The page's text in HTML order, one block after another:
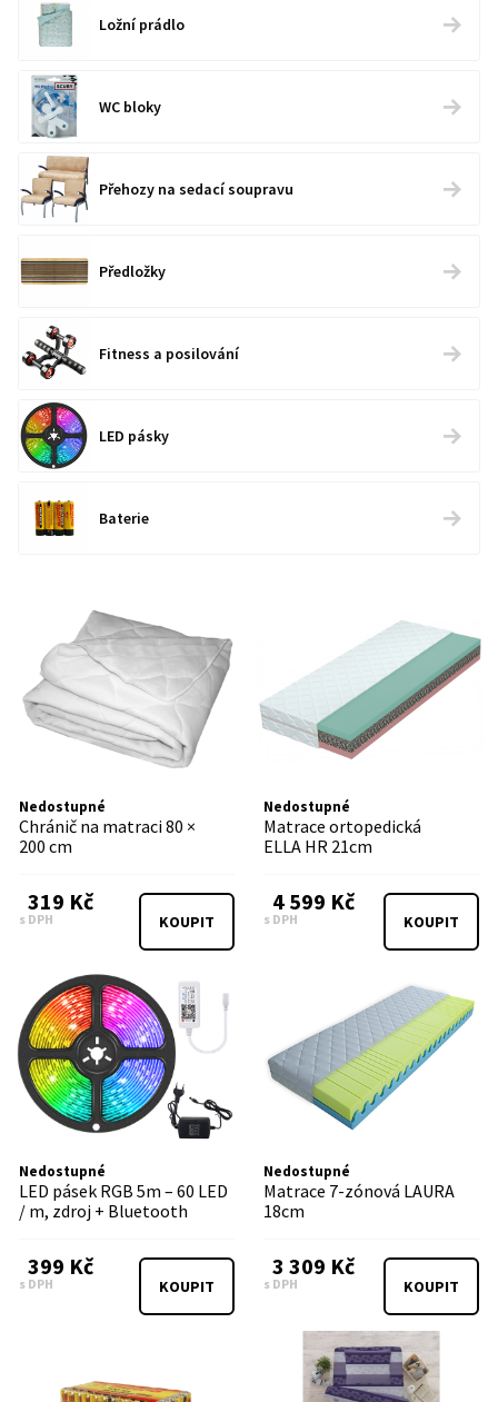
Ložní prádlo
WC bloky
Přehozy na sedací soupravu
Předložky
Fitness a posilování
LED pásky
Baterie
Nedostupné
Chránič na matraci 80 ×
200 cm
319 Kč
s DPH KOUPIT
Nedostupné
Matrace ortopedická
ELLA HR 21cm
4 599 Kč
s DPH KOUPIT
Nedostupné
LED pásek RGB 5m – 60 LED
/ m, zdroj + Bluetooth
399 Kč
s DPH KOUPIT
Nedostupné
Matrace 7-zónová LAURA
18cm
3 309 Kč
s DPH KOUPIT